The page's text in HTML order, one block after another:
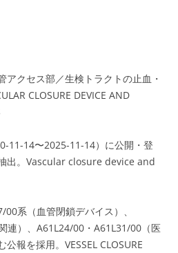
アクセス部／生検トラクトの止血・
CLOSURE DEVICE AND
11-14〜2025-11-14）に公開・登
。 Vascular closure device and
系（血管閉鎖デバイス）、
連）、A61L24/00・A61L31/00（医
報を採用。 VESSEL CLOSURE